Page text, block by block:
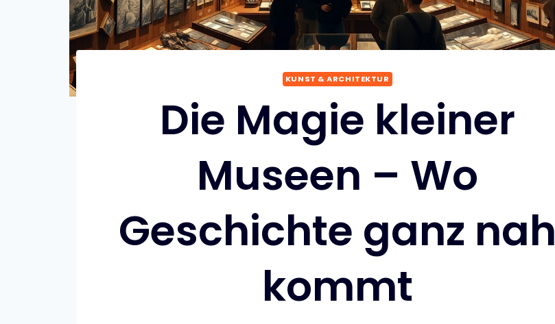
KUNST & ARCHITEKTUR
Die Magie kleiner
Museen – Wo
Geschichte ganz nah
kommt